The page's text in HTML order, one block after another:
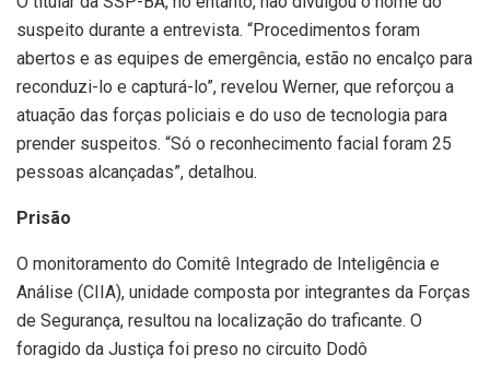
suspeito durante a entrevista. “Procedimentos foram
abertos e as equipes de emergência, estão no encalço para
reconduzi-lo e capturá-lo”, revelou Werner, que reforçou a
atuação das forças policiais e do uso de tecnologia para
prender suspeitos. “Só o reconhecimento facial foram 25
pessoas alcançadas”, detalhou.
Prisão
O monitoramento do Comitê Integrado de Inteligência e
Análise (CIIA), unidade composta por integrantes da Forças
de Segurança, resultou na localização do traficante. O
foragido da Justiça foi preso no circuito Dodô